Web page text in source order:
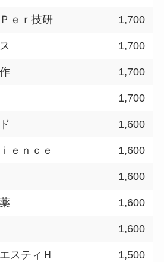
ｅｒ技研 1,700
1,700
1,700
1,700
1,600
ｅｎｃｅ 1,600
1,600
1,600
1,600
スティＨ 1,500